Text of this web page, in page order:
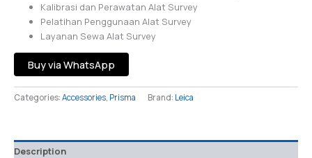
Kalibrasi dan Perawatan Alat Survey
Pelatihan Penggunaan Alat Survey
Layanan Sewa Alat Survey
Buy via WhatsApp
Categories: Accessories, Prisma Brand: Leica
Description